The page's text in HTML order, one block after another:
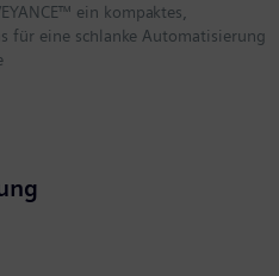
ein kompaktes,
für eine schlanke Automatisierung